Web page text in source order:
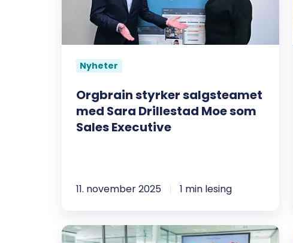
Drillestad
som
Sales
Executive
Nyheter
Orgbrain styrker salgsteamet
med Sara Drillestad Moe som
Sales Executive
11. november 2025 1 min lesing
Orgbrain